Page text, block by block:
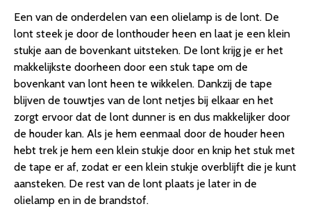
Een van de onderdelen van een olielamp is de lont. De
lont steek je door de lonthouder heen en laat je een klein
stukje aan de bovenkant uitsteken. De lont krijg je er het
makkelijkste doorheen door een stuk tape om de
bovenkant van lont heen te wikkelen. Dankzij de tape
blijven de touwtjes van de lont netjes bij elkaar en het
zorgt ervoor dat de lont dunner is en dus makkelijker door
de houder kan. Als je hem eenmaal door de houder heen
hebt trek je hem een klein stukje door en knip het stuk met
de tape er af, zodat er een klein stukje overblijft die je kunt
aansteken. De rest van de lont plaats je later in de
olielamp en in de brandstof.